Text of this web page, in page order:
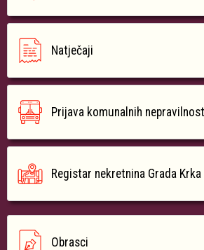
Natječaji
Prijava komunalnih
Registar nekretnina Grada Krka
Obrasci